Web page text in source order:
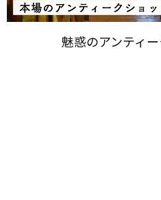
魅惑の​アンティ